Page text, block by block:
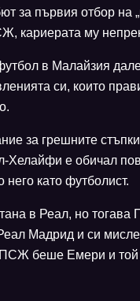
за първия отбор на
кариерата му
в Малайзия
си, които
за грешните
е обичал
като футболист.
в Реал, но
Мадрид и си
беше Емери и той